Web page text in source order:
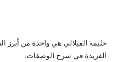
حليمة الفيلالي هي واحدة من
الفريدة في شرح الوصفات.